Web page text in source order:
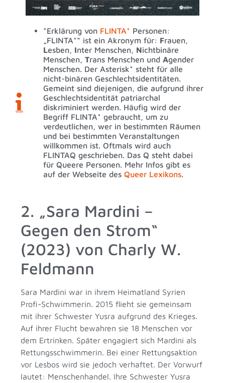
*Erklärung von FLINTA* Personen:
„FLINTA*“ ist ein Akronym für: Frauen,
Lesben, Inter Menschen, Nichtbinäre
Menschen,Trans Menschen und Agender
Menschen. Der Asterisk* steht für alle
nicht-binären Geschlechtsidentitäten.
Gemeint sind diejenigen, die aufgrund ihrer
Geschlechtsidentität patriarchal
diskriminiert werden. Häufig wird der
Begriff FLINTA* gebraucht, um zu
verdeutlichen, wer in bestimmten Räumen
und bei bestimmten Veranstaltungen
willkommen ist. Oftmals wird auch
FLINTAQ geschrieben. Das Q steht dabei
für Queere Personen. Mehr Infos gibt es
auf der Webseite desQueer Lexikons
2. „Sara Mardini –
Gegen den Strom“
(2023) von Charly W.
Feldmann
Sara Mardini war in ihrem Heimatland Syrien
Profi-Schwimmerin. 2015 flieht sie gemeinsam
mit ihrer Schwester Yusra aufgrund des Krieges.
Auf ihrer Flucht bewahren sie 18 Menschen vor
dem Ertrinken. Später engagiert sich Mardini als
Rettungsschwimmerin. Bei einer Rettungsaktion
vor Lesbos wird sie jedoch verhaftet. Der Vorwurf
lautet: Menschenhandel. Ihre Schwester Yusra